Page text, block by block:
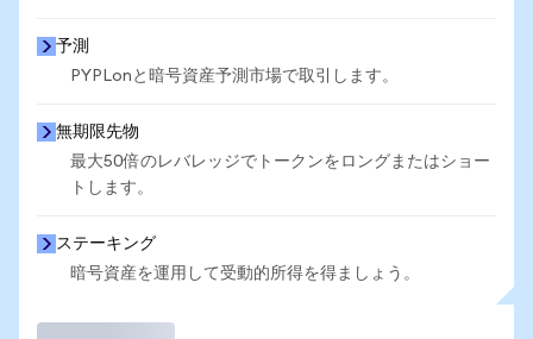
予測
PYPLonと暗号資産予測市場で取引します。
無期限先物
最大50倍のレバレッジでトークンをロングまたはショー
トします。
ステーキング
暗号資産を運用して受動的所得を得ましょう。